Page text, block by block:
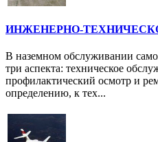
ИНЖЕНЕРНО-
В наземном обслуживании
три аспекта: техническое
профилактический осмотр и
определению, к тех...